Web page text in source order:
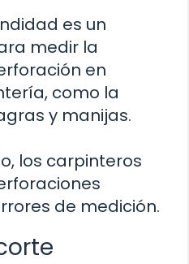
es un
medir la
en
como la
y manijas.
los carpinteros
de medición.